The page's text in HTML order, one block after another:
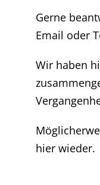
Gerne
Email oder
Wir haben
hier wieder.